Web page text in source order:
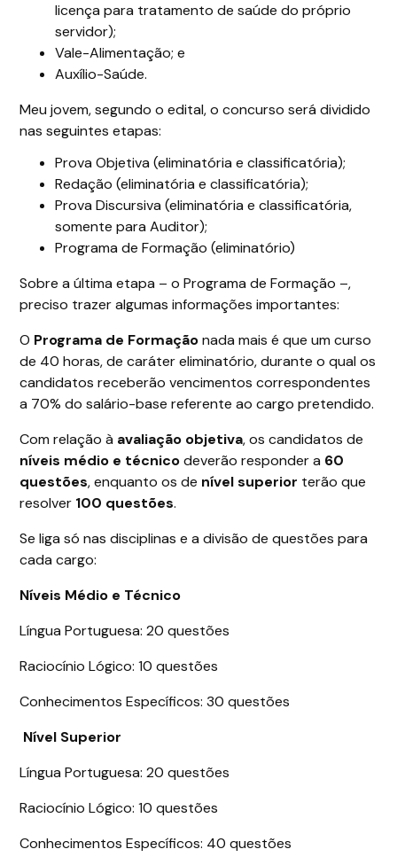
licença para tratamento de saúde do próprio
servidor);
Vale-Alimentação; e
Auxílio-Saúde.
Meu jovem, segundo o edital, o concurso será dividido
nas seguintes etapas:
Prova Objetiva (eliminatória e classificatória);
Redação (eliminatória e classificatória);
Prova Discursiva (eliminatória e classificatória,
somente para Auditor);
Programa de Formação (eliminatório)
Sobre a última etapa – o Programa de Formação –,
preciso trazer algumas informações importantes:
O Programa de Formaçãonada mais é que um curso
de 40 horas, de caráter eliminatório, durante o qual os
candidatos receberão vencimentos correspondentes
a 70% do salário-base referente ao cargo pretendido.
Com relação à avaliação objetiva, os candidatos de
níveis médio e técnicodeverão responder a 60
questões, enquanto os de nível superior terão que
resolver 100 questões.
Se liga só nas disciplinas e a divisão de questões para
cada cargo:
Níveis Médio e Técnico
Língua Portuguesa: 20 questões
Raciocínio Lógico: 10 questões
Conhecimentos Específicos: 30 questões
Nível Superior
Língua Portuguesa: 20 questões
Raciocínio Lógico: 10 questões
Conhecimentos Específicos: 40 questões